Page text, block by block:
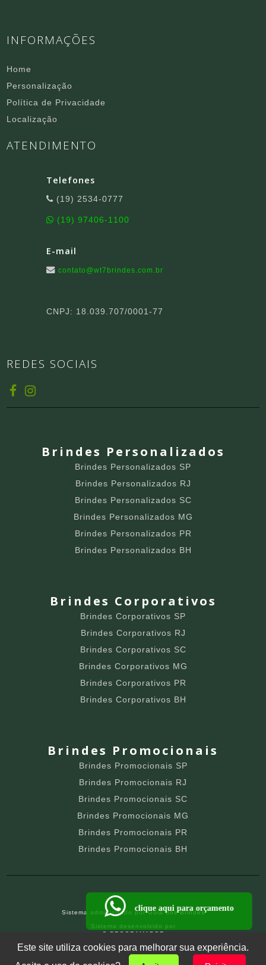
INFORMAÇÕES
Home
Personalização
Política de Privacidade
Localização
ATENDIMENTO
Telefones
(19) 2534-0777
(19) 97406-1100
E-mail
contato@wt7brindes.com.br
CNPJ: 18.039.707/0001-77
REDES SOCIAIS
Brindes Personalizados
Brindes Personalizados SP
Brindes Personalizados RJ
Brindes Personalizados SC
Brindes Personalizados MG
Brindes Personalizados PR
Brindes Personalizados BH
Brindes Corporativos
Brindes Corporativos SP
Brindes Corporativos RJ
Brindes Corporativos SC
Brindes Corporativos MG
Brindes Corporativos PR
Brindes Corporativos BH
Brindes Promocionais
Brindes Promocionais SP
Brindes Promocionais RJ
Brindes Promocionais SC
Brindes Promocionais MG
Brindes Promocionais PR
Brindes Promocionais BH
Sistema administrado porGuia dos Brindes
Sistema desenvolvido por
O PROGRAMADOR
clique aqui para orçamento
Este site utiliza cookies para melhorar sua experiência.